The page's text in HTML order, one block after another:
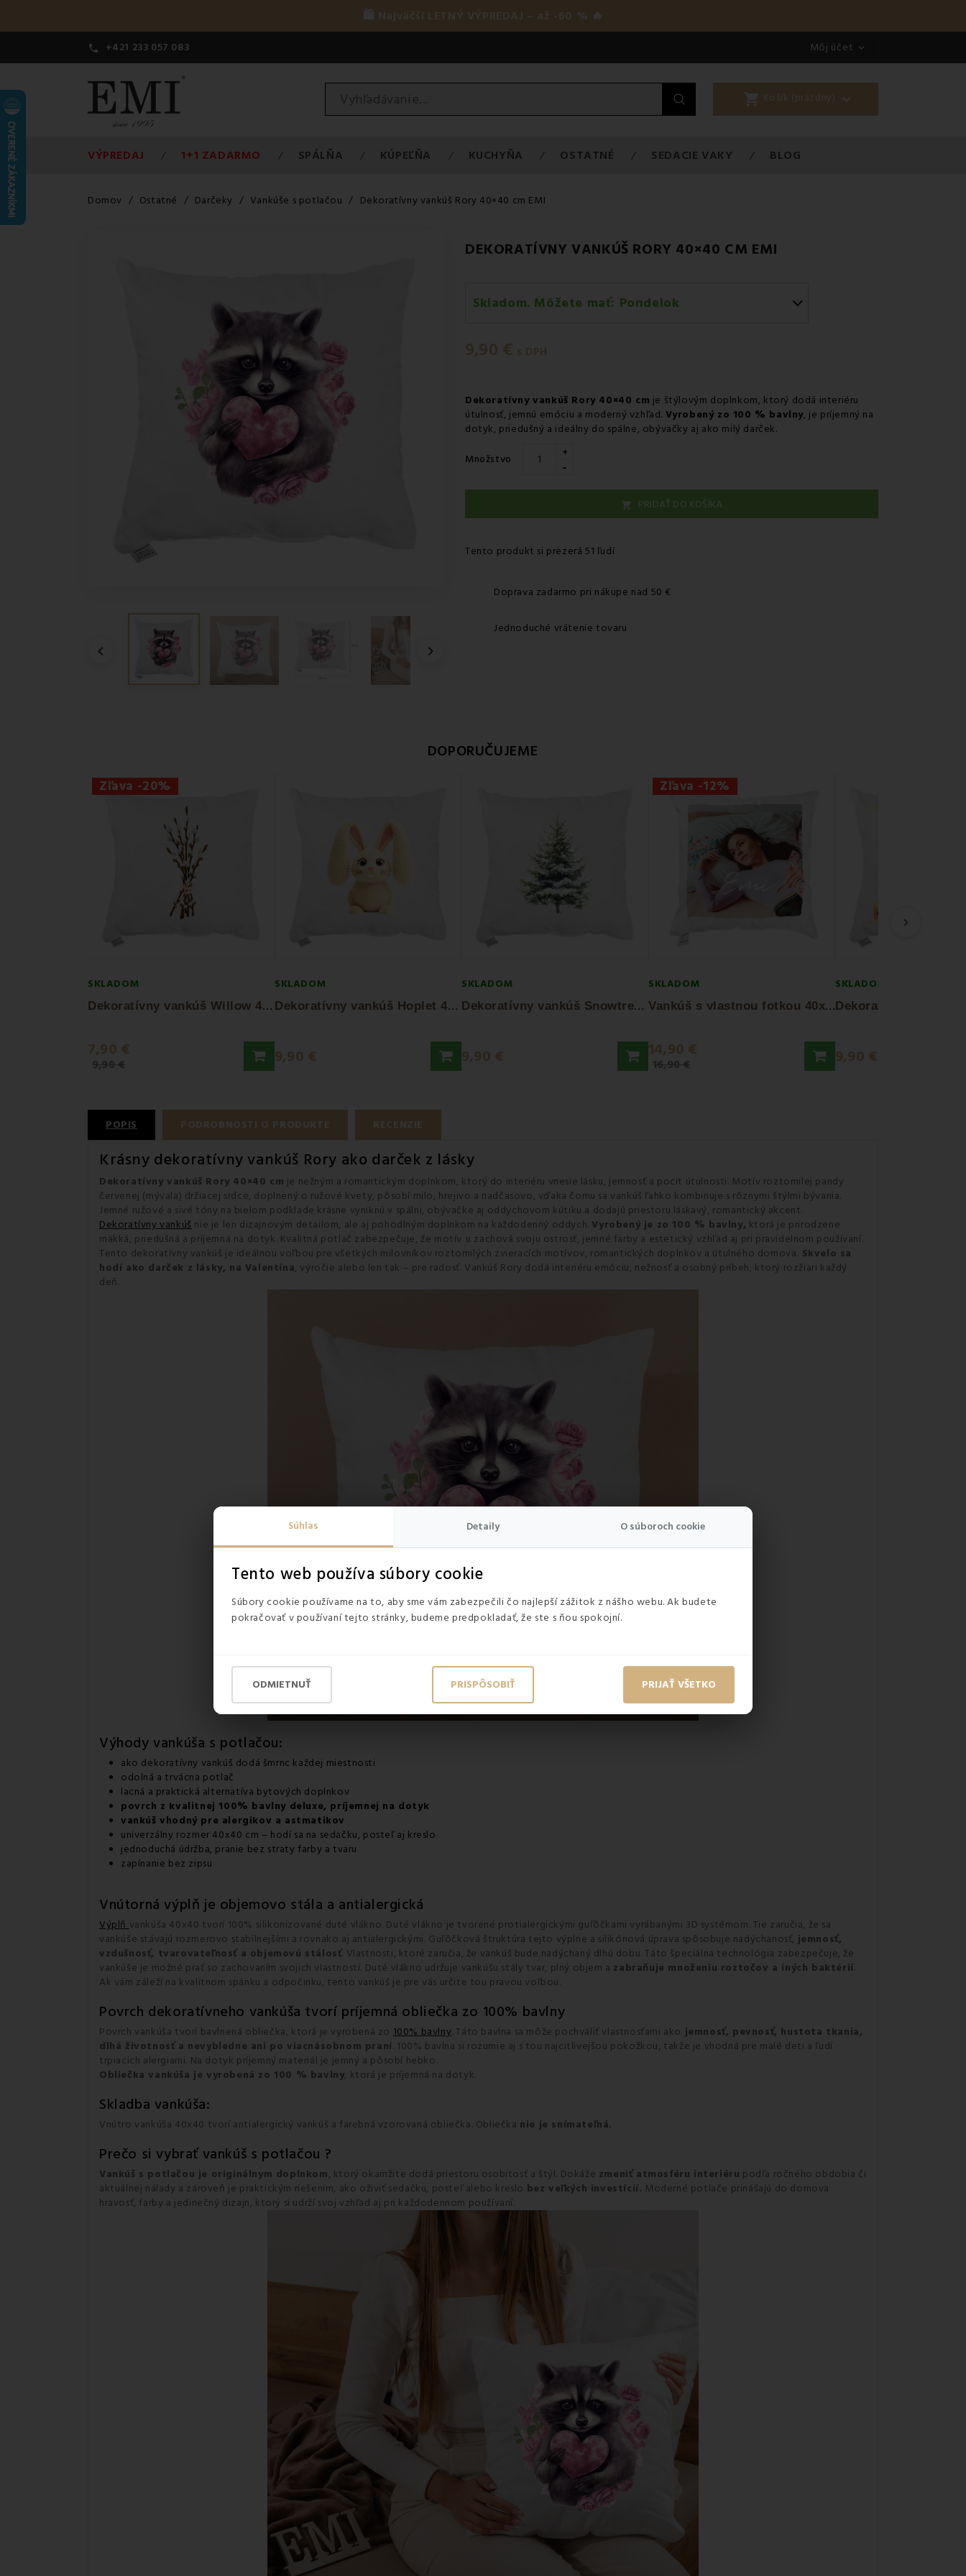
Súhlas Detaily O súboroch cookie
Tento web používa súbory cookie
Súbory cookie používame na to, aby sme vám zabezpečili čo najlepší zážitok z nášho webu. Ak budete
pokračovať v používaní tejto stránky, budeme predpokladať, že ste s ňou spokojní.
ODMIETNUŤ PRISPÔSOBIŤ PRIJAŤ VŠETKO
🛍️ Najväčší LETNÝ VÝPREDAJ – až -60 % 🔥
 +421 233 057 083 Môj účet 
shopping_cart Košík (prázdny) 
VÝPREDAJ 1+1 ZADARMO SPÁLŇA KÚPEĽŇA KUCHYŇA OSTATNÉ SEDACIE VAKY BLOG
Domov Ostatné Darčeky Vankúše s potlačou Dekoratívny vankúš Rory 40×40 cm EMI
 
DEKORATÍVNY VANKÚŠ RORY 40×40 CM EMI
Skladom. Môžete mať: Pondelok
Pondelok 10.08
Pondelok 10.08 -Osobný odber v odbernom mieste GLS
Utorok 11.08 - Packeta doručenie kuriérom na adresu
9,90 € s DPH
Dekoratívny vankúš Rory 40×40 cm je štýlovým doplnkom, ktorý dodá interiéru
útulnosť, jemnú emóciu a moderný vzhľad. Vyrobený zo 100 % bavlny, je príjemný na
dotyk, priedušný a ideálny do spálne, obývačky aj ako milý darček.
Množstvo +
-
 PRIDAŤ DO KOŠÍKA
Tento produkt si prezerá 51 ľudí
Doprava zadarmo pri nákupe nad 50 €
Jednoduché vrátenie tovaru
DOPORUČUJEME
Zľava -20%
SKLADOM
D
ekoratívny vankúš Willow 40x40 cm EMI
7,90 €
9,90 €
SKLADOM
D
ekoratívny vankúš Hoplet 40x40 cm EMI
9,90 €
SKLADOM
D
ekoratívny vankúš Snowtree 40x40 cm EMI
9,90 €
Zľava -12%
SKLADOM
V
ankúš s vlastnou fotkou 40x40 cm EMI
14,90 €
16,90 €
SKLADOM
9,90 €
›
POPIS PODROBNOSTI O PRODUKTE RECENZIE
Krásny dekoratívny vankúš Rory ako darček z lásky
Dekoratívny vankúš Rory 40×40 cm je nežným a romantickým doplnkom, ktorý do interiéru vnesie lásku, jemnosť a pocit útulnosti. Motív roztomilej pandy
červenej (mývala) držiacej srdce, doplnený o ružové kvety, pôsobí milo, hrejivo a nadčasovo, vďaka čomu sa vankúš ľahko kombinuje s rôznymi štýlmi bývania.
Jemné ružové a sivé tóny na bielom podklade krásne vyniknú v spálni, obývačke aj oddychovom kútiku a dodajú priestoru láskavý, romantický akcent.
Dekoratívny vankúšnie je len dizajnovým detailom, ale aj pohodlným doplnkom na každodenný oddych. Vyrobený je zo 100 % bavlny, ktorá je prirodzene
mäkká, priedušná a príjemná na dotyk. Kvalitná potlač zabezpečuje, že motív si zachová svoju ostrosť, jemné farby a estetický vzhľad aj pri pravidelnom používaní.
Tento dekoratívny vankúš je ideálnou voľbou pre všetkých milovníkov roztomilých zvieracích motívov, romantických doplnkov a útulného domova. Skvelo sa
hodí ako darček z lásky, na Valentína, výročie alebo len tak – pre radosť. Vankúš Rory dodá interiéru emóciu, nežnosť a osobný príbeh, ktorý rozžiari každý
deň.
Výhody vankúša s potlačou:
ako dekoratívny vankúš dodá šmrnc každej miestnosti
odolná a trvácna potlač
lacná a praktická alternatíva bytových doplnkov
povrch z kvalitnej 100% bavlny deluxe, príjemnej na dotyk
vankúš vhodný pre alergikov a astmatikov
univerzálny rozmer 40x40 cm – hodí sa na sedačku, posteľ aj kreslo
jednoduchá údržba, pranie bez straty farby a tvaru
zapínanie bez zipsu
Vnútorná výplň je objemovo stála a antialergická
Výplňvankúša 40x40 tvorí 100% silikonizované duté vlákno. Duté vlákno je tvorené protialergickými guľôčkami vyrábanými 3D systémom. Tie zaručia, že sa
vankúše stávajú rozmerovo stabilnejšími a rovnako aj antialergickými. Guľôčková štruktúra tejto výplne a silikónová úprava spôsobuje nadýchanosť, jemnosť,
vzdušnosť, tvarovateľnosť a objemovú stálosť. Vlastnosti, ktoré zaručia, že vankúš bude nadýchaný dlhú dobu. Táto špeciálna technológia zabezpečuje, že
vankúše je možné prať so zachovaním svojich vlastností. Duté vlákno udržuje vankúšu stály tvar, plný objem a zabraňuje množeniu roztočov a iných baktérií.
Ak vám záleží na kvalitnom spánku a odpočinku, tento vankúš je pre vás určite tou pravou voľbou.
Povrch dekoratívneho vankúša tvorí príjemná obliečka zo 100% bavlny
Povrch vankúša tvorí bavlnená obliečka, ktorá je vyrobená zo 100% bavlny. Táto bavlna sa môže pochváliť vlastnosťami ako jemnosť, pevnosť, hustota tkania,
dlhá životnosť a nevybledne ani po viacnásobnom praní. 100% bavlna si rozumie aj s tou najcitlivejšou pokožkou, takže je vhodná pre malé deti a ľudí
trpiacich alergiami. Na dotyk príjemný materiál je jemný a pôsobí hebko.
Obliečka vankúša je vyrobená zo 100 % bavlny, ktorá je príjemná na dotyk.
Skladba vankúša:
Vnútro vankúša 40x40 tvorí antialergický vankúš a farebná vzorovaná obliečka. Obliečka nie je snímateľná.
Prečo si vybrať vankúš s potlačou ?
Vankúš s potlačou je originálnym doplnkom, ktorý okamžite dodá priestoru osobitosť a štýl. Dokáže zmeniť atmosféru interiéru podľa ročného obdobia či
aktuálnej nálady a zároveň je praktickým riešením, ako oživiť sedačku, posteľ alebo kreslo bez veľkých investícií. Moderné potlače prinášajú do domova
hravosť, farby a jedinečný dizajn, ktorý si udrží svoj vzhľad aj pri každodennom používaní.